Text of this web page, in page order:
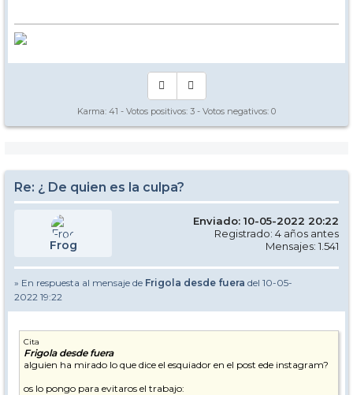
Karma: 41 - Votos positivos: 3 - Votos negativos: 0
Re: ¿ De quien es la culpa?
Frog
Enviado: 10-05-2022 20:22
Registrado: 4 años antes
Mensajes: 1.541
» En respuesta al mensaje de Frigola desde fuera del 10-05-
2022 19:22
Cita
Frigola desde fuera
alguien ha mirado lo que dice el esquiador en el post ede instagram?
os lo pongo para evitaros el trabajo: